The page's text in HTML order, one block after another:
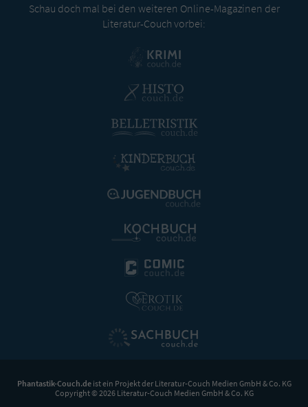
Schau doch mal bei den weiteren Online-Magazinen der
Literatur-Couch vorbei:
Phantastik-Couch.deist ein Projekt der Literatur-Couch Medien GmbH & Co. KG
Copyright © 2026 Literatur-Couch Medien GmbH & Co. KG